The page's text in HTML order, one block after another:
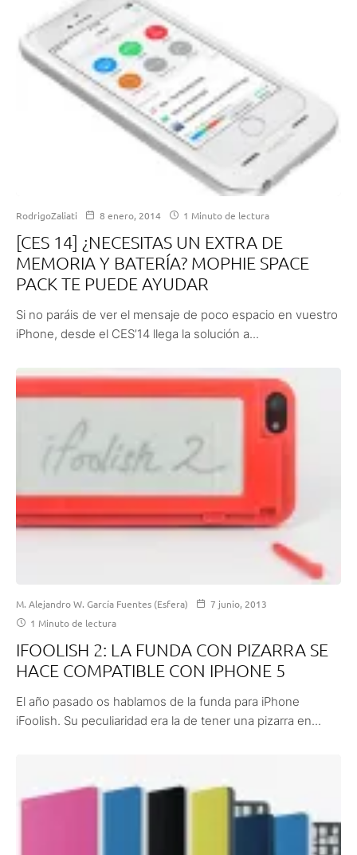
RodrigoZaliati 8 enero, 2014 1 Minuto de lectura
[CES 14] ¿NECESITAS UN EXTRA DE
MEMORIA Y BATERÍA? MOPHIE SPACE
PACK TE PUEDE AYUDAR
Si no paráis de ver el mensaje de poco espacio en vuestro
iPhone, desde el CES’14 llega la solución a...
M. Alejandro W. García Fuentes (Esfera)
7 junio, 2013
1 Minuto de lectura
IFOOLISH 2: LA FUNDA CON PIZARRA SE
HACE COMPATIBLE CON IPHONE 5
El año pasado os hablamos de la funda para iPhone
iFoolish. Su peculiaridad era la de tener una pizarra en...